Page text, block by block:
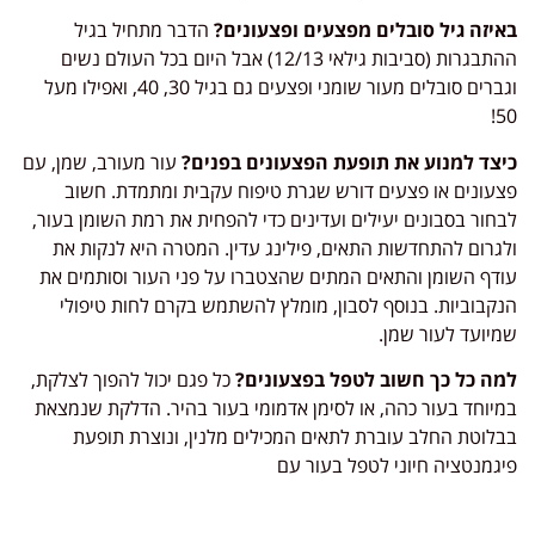
באיזה גיל סובלים מפצעים ופצעונים? הדבר מתחיל בגיל
ההתבגרות (סביבות גילאי 12/13) אבל היום בכל העולם נשים
וגברים סובלים מעור שומני ופצעים גם בגיל 30, 40, ואפילו מעל
50!
כיצד למנוע את תופעת הפצעונים בפנים? עור מעורב, שמן, עם
פצעונים או פצעים דורש שגרת טיפוח עקבית ומתמדת. חשוב
לבחור בסבונים יעילים ועדינים כדי להפחית את רמת השומן בעור,
ולגרום להתחדשות התאים, פילינג עדין. המטרה היא לנקות את
עודף השומן והתאים המתים שהצטברו על פני העור וסותמים את
הנקבוביות. בנוסף לסבון, מומלץ להשתמש בקרם לחות טיפולי
שמיועד לעור שמן.
למה כל כך חשוב לטפל בפצעונים?כל פגם יכול להפוך לצלקת,
במיוחד בעור כהה, או לסימן אדמומי בעור בהיר. הדלקת שנמצאת
בבלוטת החלב עוברת לתאים המכילים מלנין, ונוצרת תופעת
פיגמנטציה חיוני לטפל בעור עם